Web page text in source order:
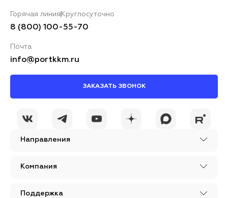
Направления
Компания
Поддержка
Горячая линия Круглосуточно
8 (800) 100-55-70
Почта
info@portkkm.ru
ЗАКАЗАТЬ ЗВОНОК